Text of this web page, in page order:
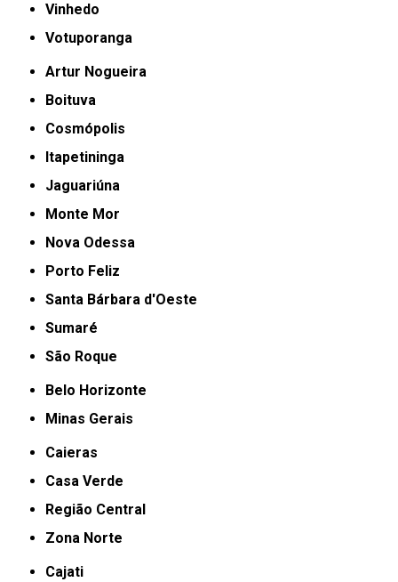
Vinhedo
Votuporanga
Artur Nogueira
Boituva
Cosmópolis
Itapetininga
Jaguariúna
Monte Mor
Nova Odessa
Porto Feliz
Santa Bárbara d'Oeste
Sumaré
São Roque
Belo Horizonte
Minas Gerais
Caieras
Casa Verde
Região Central
Zona Norte
Cajati